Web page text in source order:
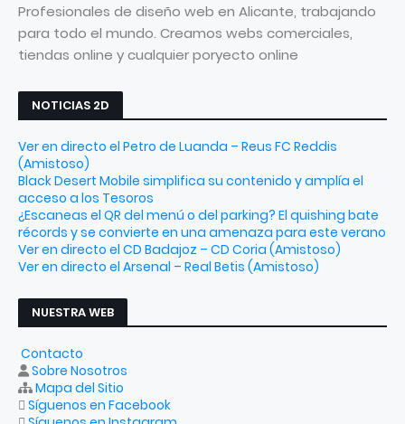
Profesionales de diseño web en Alicante, trabajando
para todo el mundo. Creamos webs comerciales,
tiendas online y cualquier poryecto online
NOTICIAS 2D
Ver en directo el Petro de Luanda – Reus FC Reddis
(Amistoso)
Black Desert Mobile simplifica su contenido y amplía el
acceso a los Tesoros
¿Escaneas el QR del menú o del parking? El quishing bate
récords y se convierte en una amenaza para este verano
Ver en directo el CD Badajoz – CD Coria (Amistoso)
Ver en directo el Arsenal – Real Betis (Amistoso)
NUESTRA WEB
Contacto
Sobre Nosotros
Mapa del Sitio
Síguenos en Facebook